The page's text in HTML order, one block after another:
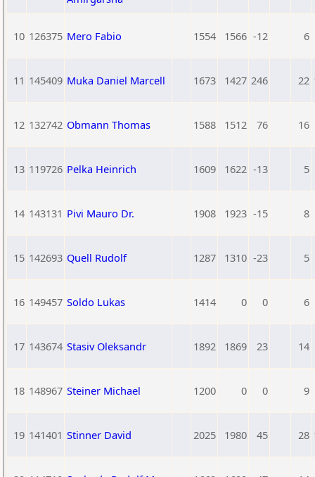
10 126375 Mero Fabio 1554 1566 -12 6
11 145409 Muka Daniel Marcell 1673 1427 246 22
12 132742 Obmann Thomas 1588 1512 76 16
13 119726 Pelka Heinrich 1609 1622 -13 5
14 143131 Pivi Mauro Dr. 1908 1923 -15 8
15 142693 Quell Rudolf 1287 1310 -23 5
16 149457 Soldo Lukas 1414 0 0 6
17 143674 Stasiv Oleksandr 1892 1869 23 14
18 148967 Steiner Michael 1200 0 0 9
19 141401 Stinner David 2025 1980 45 28